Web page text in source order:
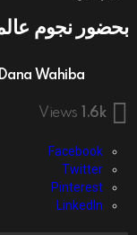
بحضور نجوم
Dana Wahiba
1.6k
Views
Facebook
Twitter
Pinterest
LinkedIn